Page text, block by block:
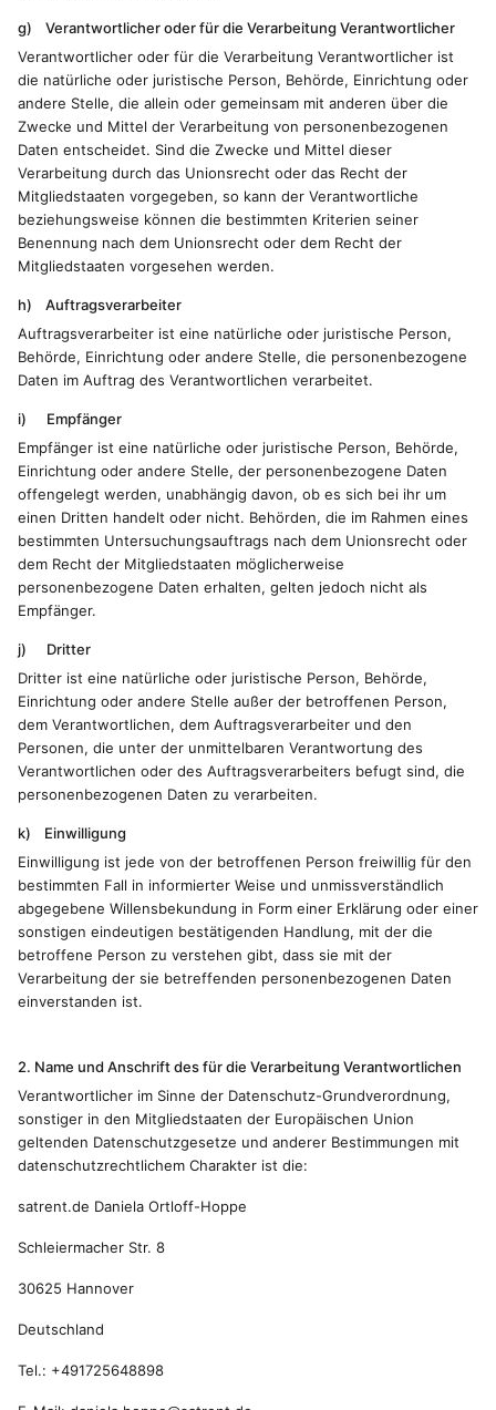
g) Verantwortlicher oder für die Verarbeitung Verantwortlicher
Verantwortlicher oder für die Verarbeitung Verantwortlicher ist
die natürliche oder juristische Person, Behörde, Einrichtung oder
andere Stelle, die allein oder gemeinsam mit anderen über die
Zwecke und Mittel der Verarbeitung von personenbezogenen
Daten entscheidet. Sind die Zwecke und Mittel dieser
Verarbeitung durch das Unionsrecht oder das Recht der
Mitgliedstaaten vorgegeben, so kann der Verantwortliche
beziehungsweise können die bestimmten Kriterien seiner
Benennung nach dem Unionsrecht oder dem Recht der
Mitgliedstaaten vorgesehen werden.
h) Auftragsverarbeiter
Auftragsverarbeiter ist eine natürliche oder juristische Person,
Behörde, Einrichtung oder andere Stelle, die personenbezogene
Daten im Auftrag des Verantwortlichen verarbeitet.
i) Empfänger
Empfänger ist eine natürliche oder juristische Person, Behörde,
Einrichtung oder andere Stelle, der personenbezogene Daten
offengelegt werden, unabhängig davon, ob es sich bei ihr um
einen Dritten handelt oder nicht. Behörden, die im Rahmen eines
bestimmten Untersuchungsauftrags nach dem Unionsrecht oder
dem Recht der Mitgliedstaaten möglicherweise
personenbezogene Daten erhalten, gelten jedoch nicht als
Empfänger.
j) Dritter
Dritter ist eine natürliche oder juristische Person, Behörde,
Einrichtung oder andere Stelle außer der betroffenen Person,
dem Verantwortlichen, dem Auftragsverarbeiter und den
Personen, die unter der unmittelbaren Verantwortung des
Verantwortlichen oder des Auftragsverarbeiters befugt sind, die
personenbezogenen Daten zu verarbeiten.
k) Einwilligung
Einwilligung ist jede von der betroffenen Person freiwillig für den
bestimmten Fall in informierter Weise und unmissverständlich
abgegebene Willensbekundung in Form einer Erklärung oder einer
sonstigen eindeutigen bestätigenden Handlung, mit der die
betroffene Person zu verstehen gibt, dass sie mit der
Verarbeitung der sie betreffenden personenbezogenen Daten
einverstanden ist.
2. Name und Anschrift des für die Verarbeitung Verantwortlichen
Verantwortlicher im Sinne der Datenschutz-Grundverordnung,
sonstiger in den Mitgliedstaaten der Europäischen Union
geltenden Datenschutzgesetze und anderer Bestimmungen mit
datenschutzrechtlichem Charakter ist die:
satrent.de Daniela Ortloff-Hoppe
Schleiermacher Str. 8
30625 Hannover
Deutschland
Tel.: +491725648898